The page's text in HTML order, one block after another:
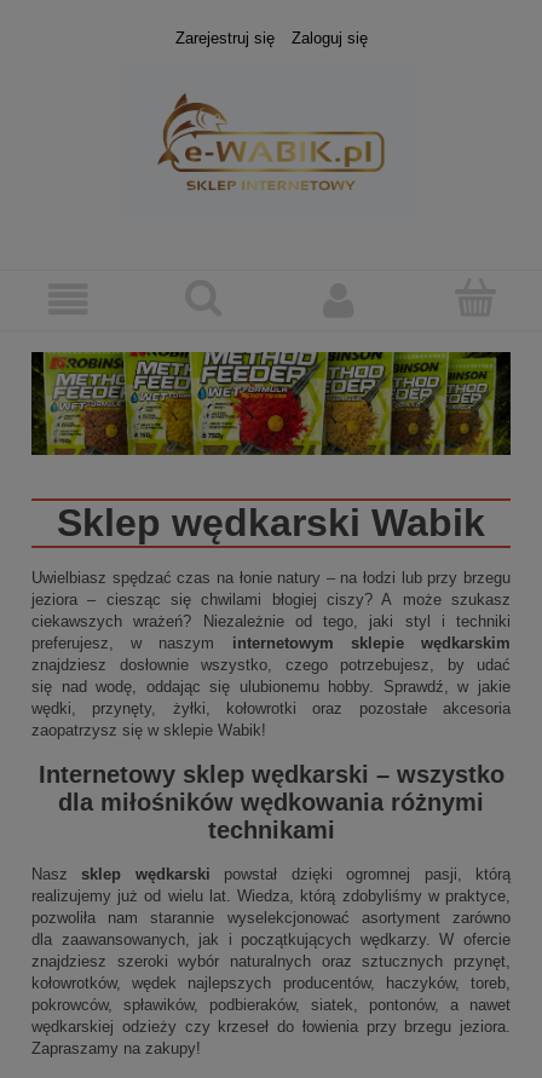
Zarejestruj się Zaloguj się
Sklep wędkarski Wabik
Uwielbiasz spędzać czas na łonie natury – na łodzi lub przy brzegu
jeziora – ciesząc się chwilami błogiej ciszy? A może szukasz
ciekawszych wrażeń? Niezależnie od tego, jaki styl i techniki
preferujesz, w naszym internetowym sklepie wędkarskim
znajdziesz dosłownie wszystko, czego potrzebujesz, by udać
się nad wodę, oddając się ulubionemu hobby. Sprawdź, w jakie
wędki, przynęty, żyłki, kołowrotki oraz pozostałe akcesoria
zaopatrzysz się w sklepie Wabik!
Internetowy sklep wędkarski – wszystko
dla miłośników wędkowania różnymi
technikami
Naszsklep wędkarski powstał dzięki ogromnej pasji, którą
realizujemy już od wielu lat. Wiedza, którą zdobyliśmy w praktyce,
pozwoliła nam starannie wyselekcjonować asortyment zarówno
dla zaawansowanych, jak i początkujących wędkarzy. W ofercie
znajdziesz szeroki wybór naturalnych oraz sztucznych przynęt,
kołowrotków, wędek najlepszych producentów, haczyków, toreb,
pokrowców, spławików, podbieraków, siatek, pontonów, a nawet
wędkarskiej odzieży czy krzeseł do łowienia przy brzegu jeziora.
Zapraszamy na zakupy!